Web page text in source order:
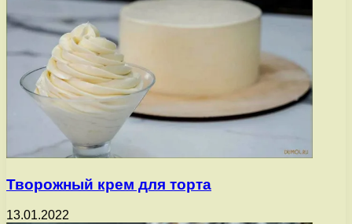
Творожный крем для торта
13.01.2022